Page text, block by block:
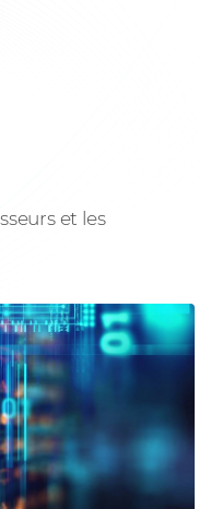
et les